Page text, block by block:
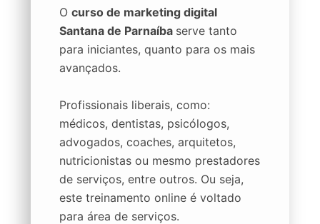
O curso de marketing digital
Santana de Parnaíba serve tanto
para iniciantes, quanto para os mais
avançados.
Profissionais liberais, como:
médicos, dentistas, psicólogos,
advogados, coaches, arquitetos,
nutricionistas ou mesmo prestadores
de serviços, entre outros. Ou seja,
este treinamento online é voltado
para área de serviços.